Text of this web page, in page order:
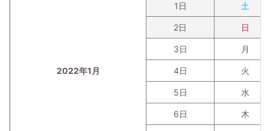
2022年1月
1日 土
2日 日
3日 月
4日 火
5日 水
6日 木